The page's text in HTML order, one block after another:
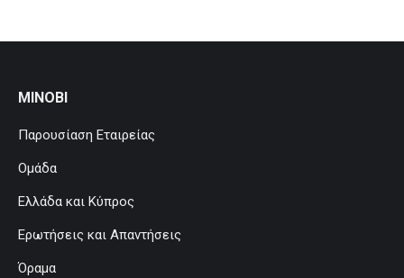
MINOBI
Παρουσίαση Εταιρείας
Ομάδα
Ελλάδα και Κύπρος
Ερωτήσεις και Απαντήσεις
Όραμα